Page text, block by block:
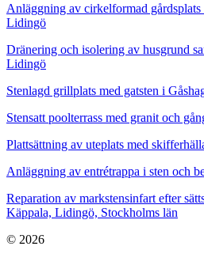
Anläggning av cirkelformad
Lidingö
Dränering och isolering av husgrund
Lidingö
Stenlagd grillplats med gatsten i
Stensatt poolterrass med granit och
Plattsättning av uteplats med
Anläggning av entrétrappa i sten och
Reparation av markstensinfart efter
Käppala, Lidingö, Stockholms län
© 2026